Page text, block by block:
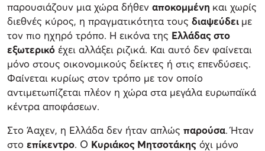
παρουσιάζουν μια χώρα δήθεν αποκομμένη και χωρίς
διεθνές κύρος, η πραγματικότητα τους διαψεύδει με
τον πιο ηχηρό τρόπο. Η εικόνα της Ελλάδας στο
εξωτερικό έχει αλλάξει ριζικά. Και αυτό δεν φαίνεται
μόνο στους οικονομικούς δείκτες ή στις επενδύσεις.
Φαίνεται κυρίως στον τρόπο με τον οποίο
αντιμετωπίζεται πλέον η χώρα στα μεγάλα ευρωπαϊκά
κέντρα αποφάσεων.
Στο Άαχεν, η Ελλάδα δεν ήταν απλώς παρούσα. Ήταν
στο επίκεντρο. Ο Κυριάκος Μητσοτάκης όχι μόνο